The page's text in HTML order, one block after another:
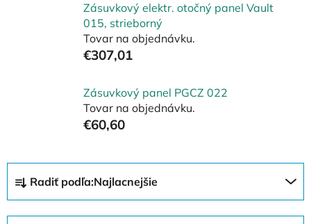
Zásuvkový elektr. otočný panel Vault
015, strieborný
Tovar na objednávku.
€307,01
Zásuvkový panel PGCZ 022
Tovar na objednávku.
€60,60
d
Radiť podľa:Najlacnejšie